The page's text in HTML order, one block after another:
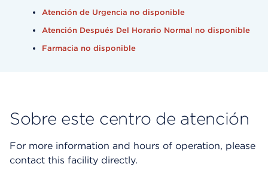
Atención de Urgencia no disponible
Atención Después Del Horario Normal no disponible
Farmacia no disponible
Sobre este centro de atención
For more information and hours of operation, please
contact this facility directly.